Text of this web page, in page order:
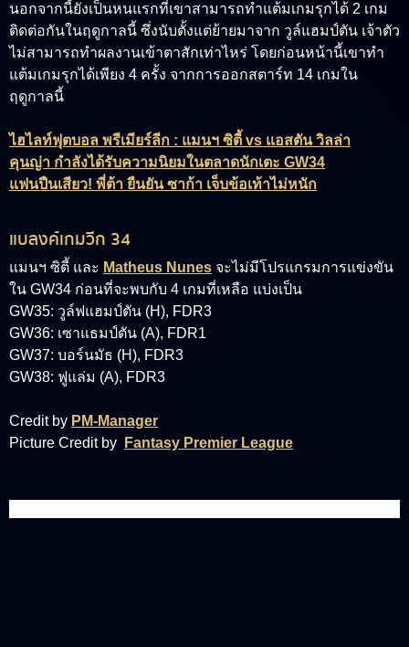
นอกจากนี้ยังเป็นหนแรกที่เขาสามารถทำแต้มเกมรุกได้ 2 เกม
ติดต่อกันในฤดูกาลนี้ ซึ่งนับตั้งแต่ย้ายมาจาก วูล์แฮมป์ตัน เจ้าตัว
ไม่สามารถทำผลงานเข้าตาสักเท่าไหร่ โดยก่อนหน้านี้เขาทำ
แต้มเกมรุกได้เพียง 4 ครั้ง จากการออกสตาร์ท 14 เกมใน
ฤดูกาลนี้
ไฮไลท์ฟุตบอล พรีเมียร์ลีก : แมนฯ ซิตี้ vs แอสตัน วิลล่า
คุนญ่า กำลังได้รับความนิยมในตลาดนักเตะ GW34
แฟนปืนเสียว! พี่ต้า ยืนยัน ซาก้า เจ็บข้อเท้าไม่หนัก
แบลงค์เกมวีก 34
แมนฯ ซิตี้ และ Matheus Nunes จะไม่มีโปรแกรมการแข่งขัน
ใน GW34 ก่อนที่จะพบกับ 4 เกมที่เหลือ แบ่งเป็น
GW35: วูล์ฟแฮมป์ตัน (H), FDR3
GW36: เซาแธมป์ตัน (A), FDR1
GW37: บอร์นมัธ (H), FDR3
GW38: ฟูแล่ม (A), FDR3
Credit by PM-Manager
Picture Credit by
Fantasy Premier League